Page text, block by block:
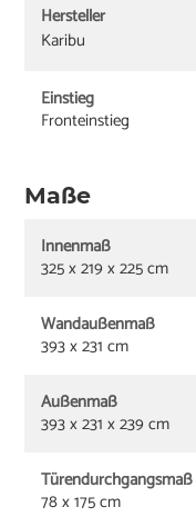
Hersteller
Karibu
Einstieg
Fronteinstieg
Maße
Innenmaß
325 x 219 x 225 cm
Wandaußenmaß
393 x 231 cm
Außenmaß
393 x 231 x 239 cm
Türendurchgangsmaß
78 x 175 cm